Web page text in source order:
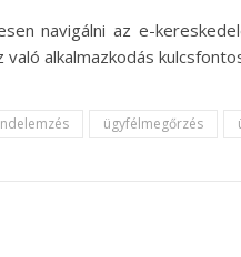
navigálni az e-
alkalmazkodás
ügyfélmegőrzés